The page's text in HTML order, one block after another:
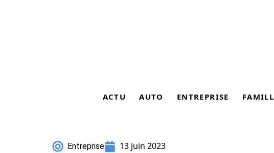
ACTU AUTO ENTREPRISE
Entreprise 13 juin 2023